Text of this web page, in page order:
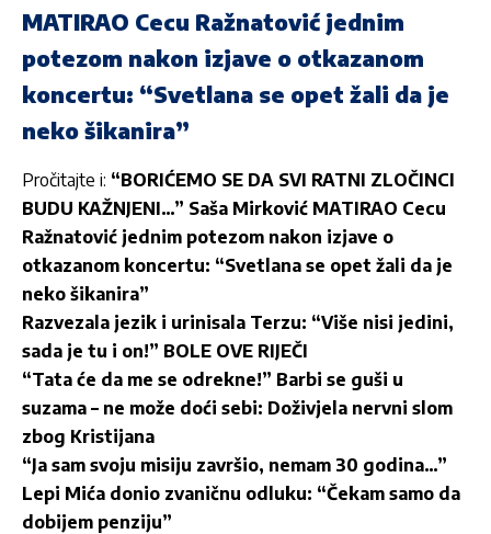
MATIRAO Cecu Ražnatović jednim
potezom nakon izjave o otkazanom
koncertu: “Svetlana se opet žali da je
neko šikanira”
Pročitajte i: “BORIĆEMO SE DA SVI RATNI ZLOČINCI
BUDU KAŽNJENI…” Saša Mirković MATIRAO Cecu
Ražnatović jednim potezom nakon izjave o
otkazanom koncertu: “Svetlana se opet žali da je
neko šikanira”
Razvezala jezik i urinisala Terzu: “Više nisi jedini,
sada je tu i on!” BOLE OVE RIJEČI
“Tata će da me se odrekne!” Barbi se guši u
suzama – ne može doći sebi: Doživjela nervni slom
zbog Kristijana
“Ja sam svoju misiju završio, nemam 30 godina…”
Lepi Mića donio zvaničnu odluku: “Čekam samo da
dobijem penziju”